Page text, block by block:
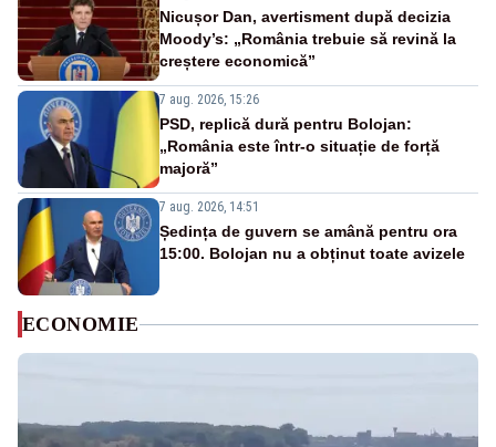
Nicușor Dan, avertisment după decizia
Moody’s: „România trebuie să revină la
creștere economică”
7 aug. 2026, 15:26
PSD, replică dură pentru Bolojan:
„România este într-o situație de forță
majoră”
7 aug. 2026, 14:51
Ședința de guvern se amână pentru ora
15:00. Bolojan nu a obținut toate avizele
ECONOMIE